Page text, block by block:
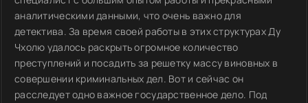
аналитическими данными, что очень важно для
детектива. За время своей работы в этих структурах Ду
Чхолю удалось раскрыть огромное количество
преступлений и посадить за решетку массу виновных в
совершении криминальных дел. Вот и сейчас он
расследует одно важное государственное дело. Под